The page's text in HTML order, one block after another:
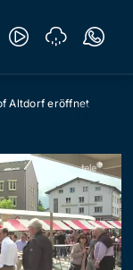
Altdorf eröffnet